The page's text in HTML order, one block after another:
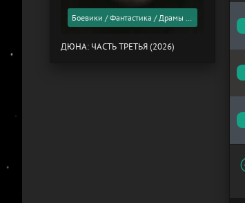
Боевики / Фантастика / Драмы / Фильмы 2026 года / Скоро в кино
ДЮНА: ЧАСТЬ ТРЕТЬЯ (2026)